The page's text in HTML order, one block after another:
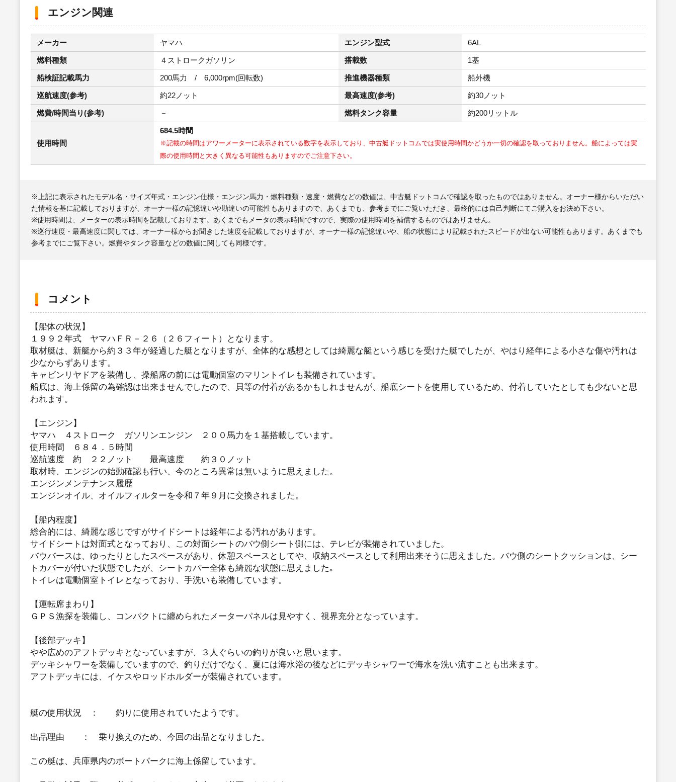
エンジン関連
メーカー ヤマハ エンジン型式 6AL
燃料種類 ４ストロークガソリン 搭載数 1基
船検証記載馬力 200馬力 / 6,000rpm(回転数) 推進機器種類 船外機
巡航速度(参考) 約22ノット 最高速度(参考) 約30ノット
燃費/時間当り(参考) － 燃料タンク容量 約200リットル
使用時間
684.5時間
※記載の時間はアワーメーターに表示されている数字を表示しており、中古艇ドットコムでは実使用時間かどうか一切の確認を取っておりません。船によっては実
際の使用時間と大きく異なる可能性もありますのでご注意下さい。
※上記に表示されたモデル名・サイズ年式・エンジン仕様・エンジン馬力・燃料種類・速度・燃費などの数値は、中古艇ドットコムで確認を取ったものではありません。オーナー様からいただい
た情報を基に記載しておりますが、オーナー様の記憶違いや勘違いの可能性もありますので、あくまでも、参考までにご覧いただき、最終的には自己判断にてご購入をお決め下さい。
※使用時間は、メーターの表示時間を記載しております。あくまでもメータの表示時間ですので、実際の使用時間を補償するものではありません。
※巡行速度・最高速度に関しては、オーナー様からお聞きした速度を記載しておりますが、オーナー様の記憶違いや、船の状態により記載されたスピードが出ない可能性もあります。あくまでも
参考までにご覧下さい。燃費やタンク容量などの数値に関しても同様です。
コメント
【船体の状況】
１９９２年式 ヤマハＦＲ－２６（２６フィート）となります。
取材艇は、新艇から約３３年が経過した艇となりますが、全体的な感想としては綺麗な艇という感じを受けた艇でしたが、やはり経年による小さな傷や汚れは
少なからずあります。
キャビンリヤドアを装備し、操船席の前には電動個室のマリントイレも装備されています。
船底は、海上係留の為確認は出来ませんでしたので、貝等の付着があるかもしれませんが、船底シートを使用しているため、付着していたとしても少ないと思
われます。
【エンジン】
ヤマハ ４ストローク ガソリンエンジン ２００馬力を１基搭載しています。
使用時間 ６８４．５時間
巡航速度 約 ２２ノット 最高速度 約３０ノット
取材時、エンジンの始動確認も行い、今のところ異常は無いように思えました。
エンジンメンテナンス履歴
エンジンオイル、オイルフィルターを令和７年９月に交換されました。
【船内程度】
総合的には、綺麗な感じですがサイドシートは経年による汚れがあります。
サイドシートは対面式となっており、この対面シートのバウ側シート側には、テレビが装備されていました。
バウバースは、ゆったりとしたスペースがあり、休憩スペースとしてや、収納スペースとして利用出来そうに思えました。バウ側のシートクッションは、シー
トカバーが付いた状態でしたが、シートカバー全体も綺麗な状態に思えました｡
トイレは電動個室トイレとなっており、手洗いも装備しています。
【運転席まわり】
ＧＰＳ漁探を装備し、コンパクトに纏められたメーターパネルは見やすく、視界充分となっています。
【後部デッキ】
やや広めのアフトデッキとなっていますが、３人ぐらいの釣りが良いと思います。
デッキシャワーを装備していますので、釣りだけでなく、夏には海水浴の後などにデッキシャワーで海水を洗い流すことも出来ます。
アフトデッキには、イケスやロッドホルダーが装備されています。
艇の使用状況 ： 釣りに使用されていたようです。
出品理由 ： 乗り換えのため、今回の出品となりました。
この艇は、兵庫県内のボートパークに海上係留しています。